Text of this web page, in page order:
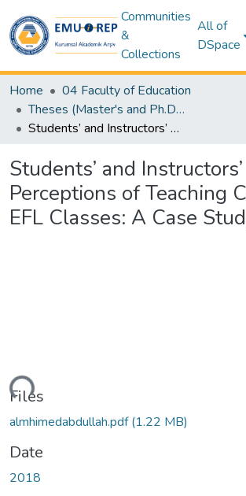
Communities
&
Collections
All of
DSpace
Home
04 Faculty of Education
Theses (Master's and Ph.D) – Education
Students’ and Instructors’ Perceptions of Teaching Culture in EFL Classes: A Case Study
Students’ and Instructors’
Perceptions of Teaching
EFL Classes: A Case
Files
almhimedabdullah.pdf(1.22 MB)
Date
2018